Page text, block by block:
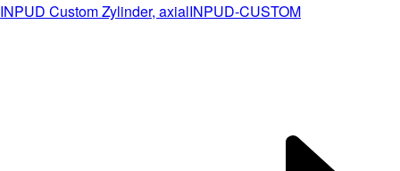
INPUD Custom Zylinder, axialINPUD-CUSTOM